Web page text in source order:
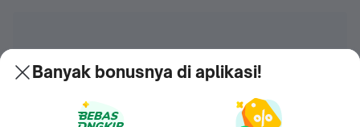
Banyak bonusnya di aplikasi!